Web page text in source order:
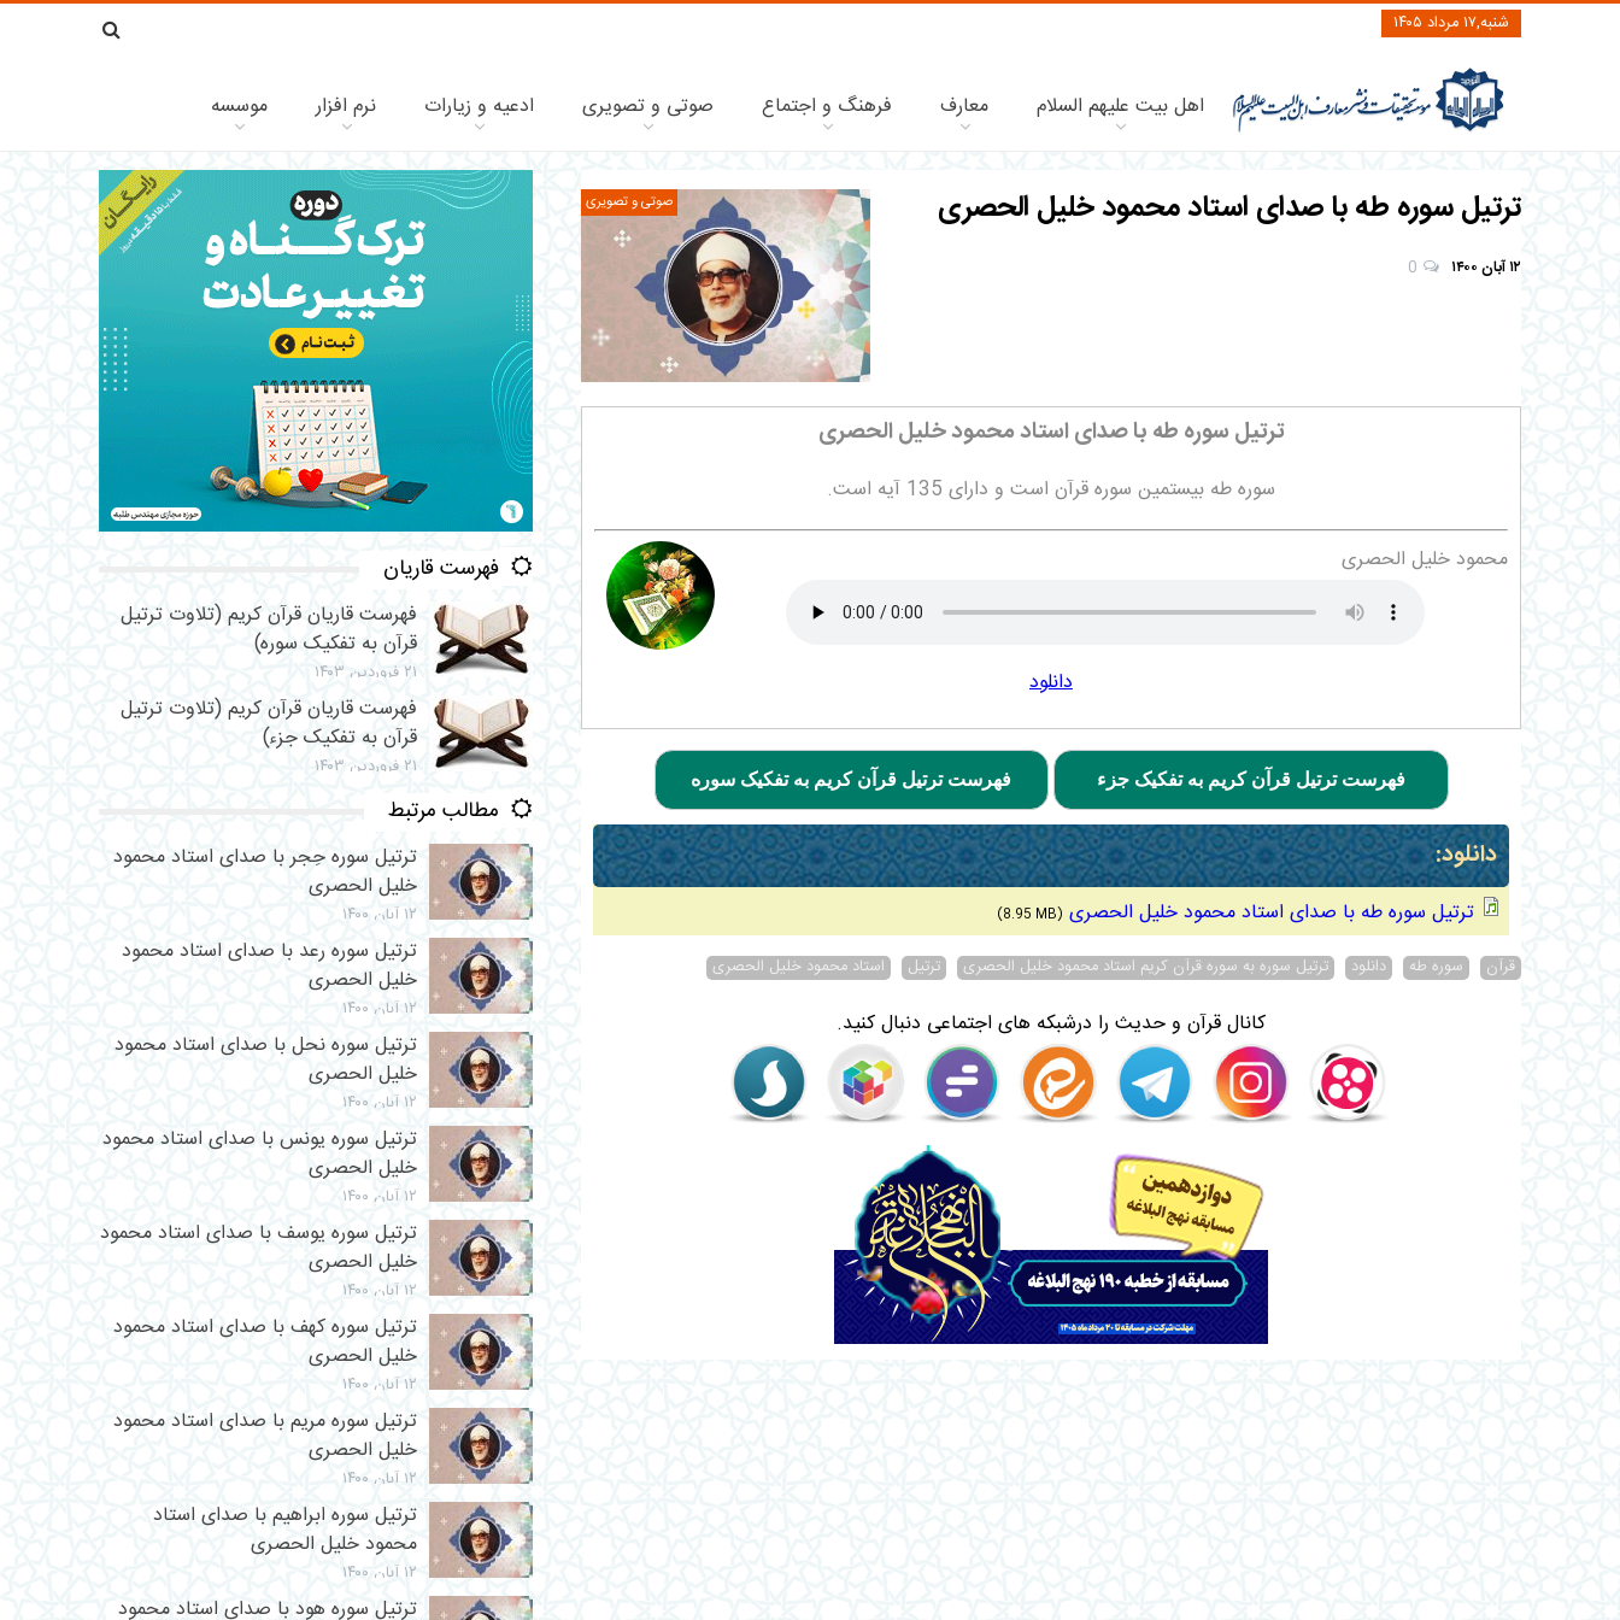
شنبه,۱۷ مرداد ۱۴۰۵
اهل بیت علیهم السلام معارف فرهنگ و اجتماع صوتی و تصویری ادعیه و زیارات نرم افزار موسسه
ترتیل سوره طه با صدای استاد محمود خلیل الحصری
۱۲ آبان ۱۴۰۰ 0
صوتی و تصویری
ترتیل سوره طه با صدای استاد محمود خلیل الحصری
سوره طه بیستمین سوره قرآن است و دارای 135 آیه است.
محمود خلیل الحصری
دانلود
فهرست ترتیل قرآن کریم به تفکیک جزء فهرست ترتیل قرآن کریم به تفکیک سوره
دانلود:
ترتیل سوره طه با صدای استاد محمود خلیل الحصری (8.95 MB)
قرآن سوره طه دانلود ترتیل سوره به سوره قرآن کریم استاد محمود خلیل الحصری ترتیل استاد محمود خلیل الحصری
کانال قرآن و حدیث را درشبکه های اجتماعی دنبال کنید.
فهرست قاریان
فهرست قاریان قرآن کریم (تلاوت ترتیل
قرآن به تفکیک سوره)
۲۱ فروردین ۱۴۰۳
فهرست قاریان قرآن کریم (تلاوت ترتیل
قرآن به تفکیک جزء)
۲۱ فروردین ۱۴۰۳
مطالب مرتبط
ترتیل سوره حِجر با صدای استاد محمود
خلیل الحصری
۱۲ آبان ۱۴۰۰
ترتیل سوره رعد با صدای استاد محمود
خلیل الحصری
۱۲ آبان ۱۴۰۰
ترتیل سوره نحل با صدای استاد محمود
خلیل الحصری
۱۲ آبان ۱۴۰۰
ترتیل سوره یونس با صدای استاد محمود
خلیل الحصری
۱۲ آبان ۱۴۰۰
ترتیل سوره یوسف با صدای استاد محمود
خلیل الحصری
۱۲ آبان ۱۴۰۰
ترتیل سوره کهف با صدای استاد محمود
خلیل الحصری
۱۲ آبان ۱۴۰۰
ترتیل سوره مریم با صدای استاد محمود
خلیل الحصری
۱۲ آبان ۱۴۰۰
ترتیل سوره ابراهیم با صدای استاد
محمود خلیل الحصری
۱۲ آبان ۱۴۰۰
ترتیل سوره هود با صدای استاد محمود